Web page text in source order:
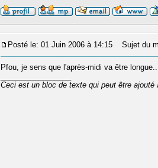
Posté le: 01 Juin 2006 à 14:15 Sujet du
Pfou, je sens que l'après-midi va être
Ceci est un bloc de texte qui peut être